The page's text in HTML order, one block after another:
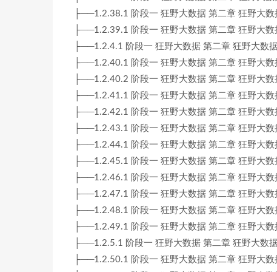
├──1.2.38.1 阶段一 狂野大数据 第二章 狂野大
├──1.2.39.1 阶段一 狂野大数据 第二章 狂野大
├──1.2.4.1 阶段一 狂野大数据 第二章 狂野大数
├──1.2.40.1 阶段一 狂野大数据 第二章 狂野大
├──1.2.40.2 阶段一 狂野大数据 第二章 狂野大
├──1.2.41.1 阶段一 狂野大数据 第二章 狂野大
├──1.2.42.1 阶段一 狂野大数据 第二章 狂野大
├──1.2.43.1 阶段一 狂野大数据 第二章 狂野大
├──1.2.44.1 阶段一 狂野大数据 第二章 狂野大
├──1.2.45.1 阶段一 狂野大数据 第二章 狂野大
├──1.2.46.1 阶段一 狂野大数据 第二章 狂野大
├──1.2.47.1 阶段一 狂野大数据 第二章 狂野大
├──1.2.48.1 阶段一 狂野大数据 第二章 狂野大
├──1.2.49.1 阶段一 狂野大数据 第二章 狂野大
├──1.2.5.1 阶段一 狂野大数据 第二章 狂野大数
├──1.2.50.1 阶段一 狂野大数据 第二章 狂野大